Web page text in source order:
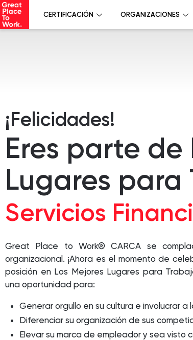
CERTIFICACIÓN ORGANIZACIONES
¡Felicidades!
Eres parte de
Lugares para
Servicios
Great Place to Work® CARCA se
organizacional. ¡Ahora es el momento de
posición en Los Mejores Lugares para
una oportunidad para:
Generar orgullo en su cultura e involucrar a
Diferenciar su organización de sus
Elevar su marca de empleador y sea visto